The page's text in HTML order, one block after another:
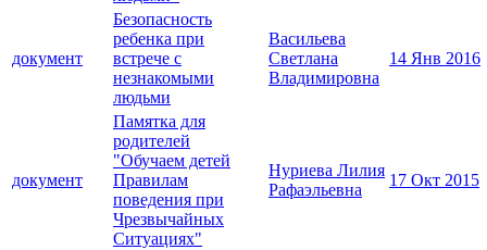
документ
Безопасность
ребенка при
встрече с
незнакомыми
людьми
Васильева
Светлана
Владимировна
14 Янв 2016
документ
Памятка для
родителей
"Обучаем детей
Правилам
поведения при
Чрезвычайных
Ситуациях"
Нуриева Лилия
Рафаэльевна
17 Окт 2015